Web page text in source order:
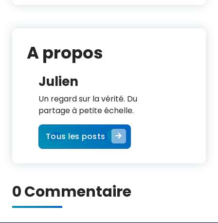
A propos
Julien
Un regard sur la vérité. Du
partage à petite échelle.
Tous les posts
0 Commentaire